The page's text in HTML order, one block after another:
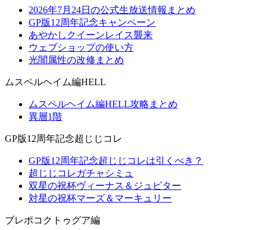
2026年7月24日の公式生放送情報まとめ
GP版12周年記念キャンペーン
あやかしクイーンレイス襲来
ウェブショップの使い方
光闇属性の改修まとめ
ムスペルヘイム編HELL
ムスペルヘイム編HELL攻略まとめ
異層1階
GP版12周年記念超じじコレ
GP版12周年記念超じじコレは引くべき？
超じじコレガチャシミュ
双星の祝杯ヴィーナス＆ジュピター
対星の祝杯マーズ＆マーキュリー
ブレポコクトゥグア編